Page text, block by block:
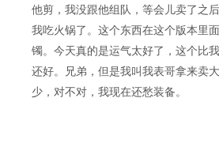
他剪，我没跟他组队，等会儿卖了之
我吃火锅了。这个东西在这个版本里
镯。今天真的是运气太好了，这个比
还好。兄弟，但是我叫我表哥拿来卖
少，对不对，我现在还愁装备。